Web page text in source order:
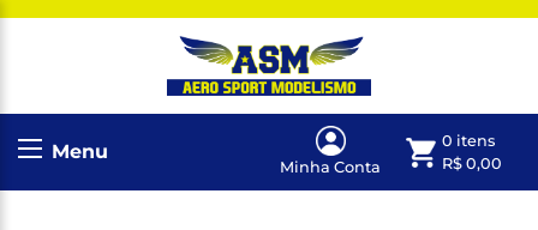
Menu
Minha Conta
0 itens
R$ 0,00